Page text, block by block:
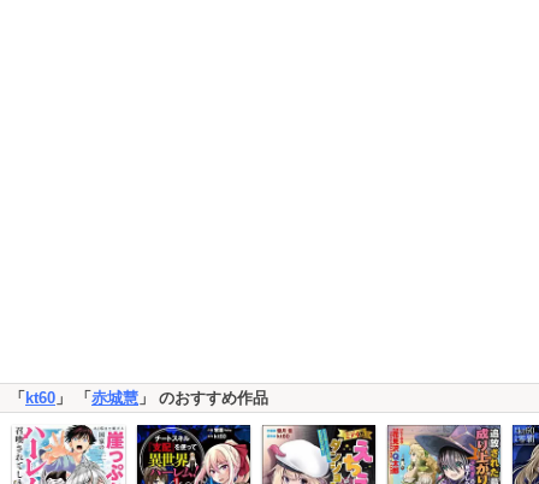
「 kt60 」 「 赤城慧 」 のおすすめ作品